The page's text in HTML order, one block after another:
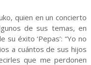
quien en un concierto
de sus temas, en
éxito ‘Pepas’: “Yo no
a cuántos de sus hijos
que me perdonen